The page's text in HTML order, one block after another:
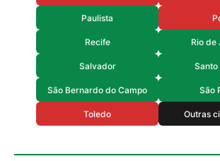
Paulista
Recife Rio de
Salvador
São Bernardo do Campo São
Toledo Outras